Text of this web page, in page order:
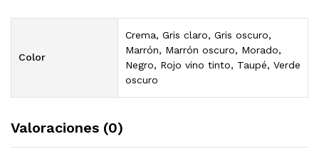
Color
Crema, Gris claro, Gris oscuro,
Marrón, Marrón oscuro, Morado,
Negro, Rojo vino tinto, Taupé, Verde
oscuro
Valoraciones (0)